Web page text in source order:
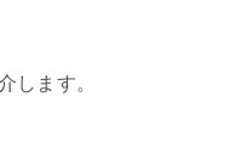
します。